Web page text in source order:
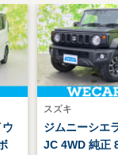
スズキ
ジムニーシエ
JC 4WD 純正